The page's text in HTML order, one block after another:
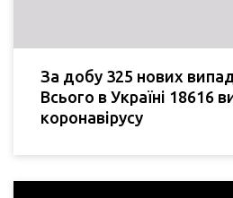
За добу 325 нових
Всього в Україні 18616
коронавірусу